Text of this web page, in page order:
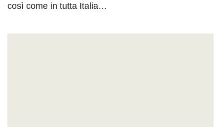
così come in tutta Italia…